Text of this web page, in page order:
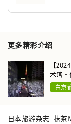
更多精彩介绍
【
术馆・
东京
日本旅游杂志_抹茶